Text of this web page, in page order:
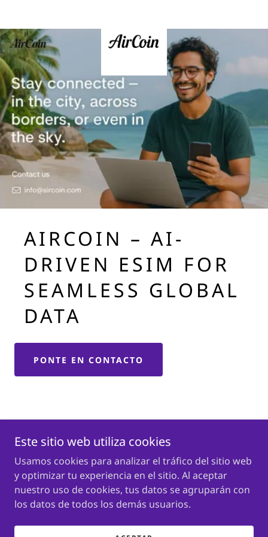
AIRCOIN – AI-
DRIVEN ESIM FOR
SEAMLESS GLOBAL
DATA
PONTE EN CONTACTO
AirCoin
Copyright © 2025 AirCoin - Todos los derechos reservados.
Este sitio web utiliza cookies
Usamos cookies para analizar el tráfico del sitio web
y optimizar tu experiencia en el sitio. Al aceptar
nuestro uso de cookies, tus datos se agruparán con
los datos de todos los demás usuarios.